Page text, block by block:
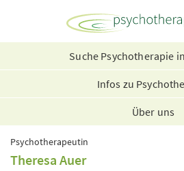
Suche Psychotherapie
Infos zu
Über uns
Psychotherapeutin
Theresa Auer